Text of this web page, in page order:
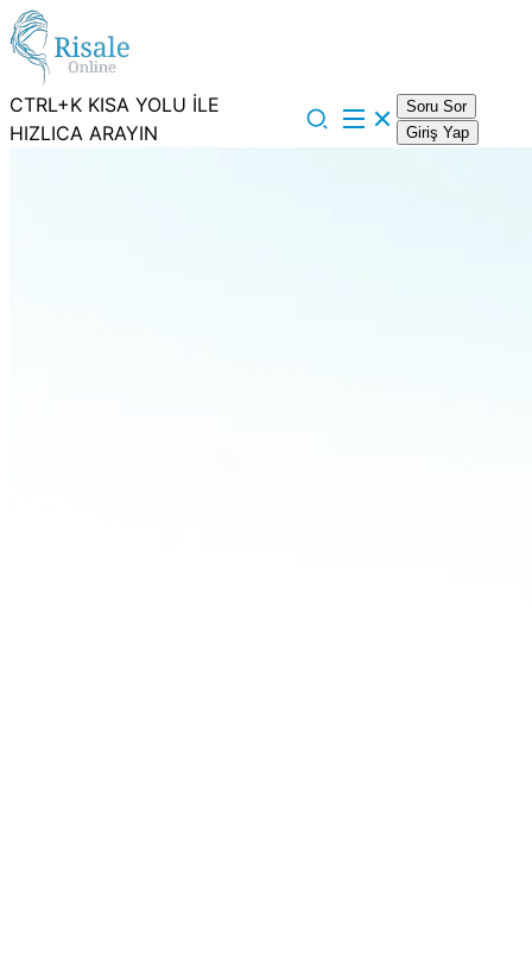
CTRL+K KISA YOLU İLE
HIZLICA ARAYIN
Soru Sor
Giriş Yap